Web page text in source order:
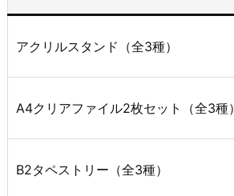
アクリルスタンド（全3種）
A4クリアファイル2枚セット（全3種）
B2タペストリー（全3種）